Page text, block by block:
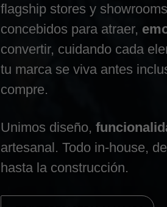
flagship stores y
concebidos para atraer,
convertir, cuidando cada
tu marca se viva antes
compre.
Unimos diseño,
artesanal. Todo in-house,
hasta la construcción.